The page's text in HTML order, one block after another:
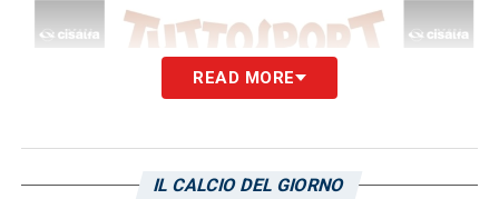
READ MORE
IL CALCIO DEL GIORNO